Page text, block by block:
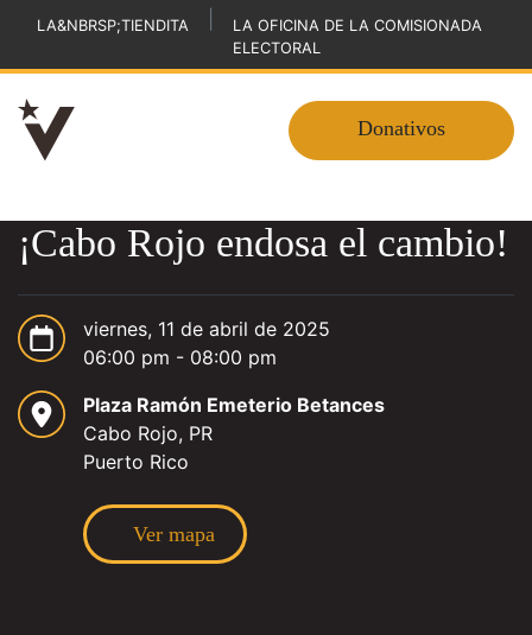
LA&NBRSP;TIENDITA
LA OFICINA DE LA COMISIONADA
ELECTORAL
Donativos
¡Cabo Rojo endosa el cambio!
viernes, 11 de abril de 2025
06:00 pm - 08:00 pm
Plaza Ramón Emeterio Betances
Cabo Rojo, PR
Puerto Rico
Ver mapa